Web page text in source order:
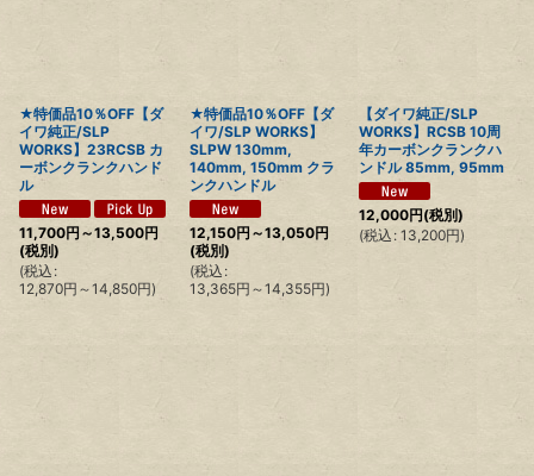
★特価品10％OFF【ダ
イワ純正/SLP
WORKS】23RCSB カ
ーボンクランクハンド
ル
11,700円 ～13,500円
(税別)
(税込 :
12,870円 ～14,850円)
★特価品10％OFF【ダ
イワ/SLP WORKS】
SLPW 130mm,
140mm, 150mm クラ
ンクハンドル
12,150円 ～13,050円
(税別)
(税込 :
13,365円 ～14,355円)
【ダイワ純正/SLP
WORKS】RCSB 10周
年カーボンクランクハ
ンドル 85mm, 95mm
12,000円(税別)
(税込 : 13,200円)